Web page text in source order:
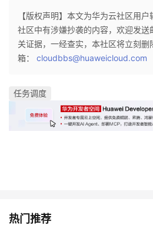
【版权声明】本文为华为云社区用
社区中有涉嫌抄袭的内容，欢迎发送
关证据，一经查实，本社区将立刻
箱： cloudbbs@huaweicloud.com
任务调度
热门推荐